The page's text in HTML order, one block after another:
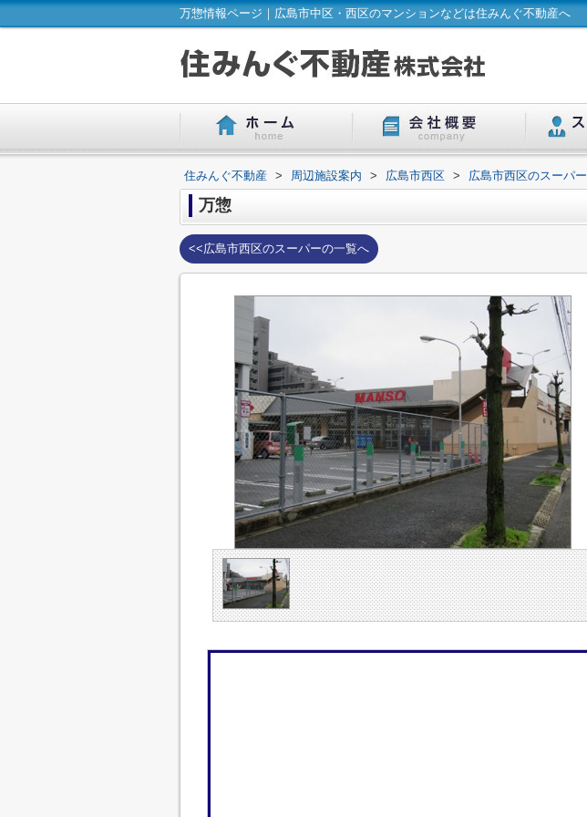
万惣情報ページ｜広島市中区・西区のマンションなどは住みんぐ不動産へ
住みんぐ不動産 > 周辺施設案内 > 広島市西区 > 広島市西区のスーパー
万惣
<<広島市西区のスーパーの一覧へ